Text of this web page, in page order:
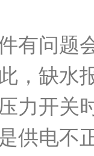
问题会
，缺水
力开关
供电不